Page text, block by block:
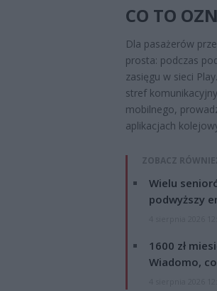
CO TO
Dla pasażerów
prosta: podczas
zasięgu w sieci
stref
mobilnego,
aplikacjach
ZOBACZ
Wielu
podwyższy
1600 zł
Wiadomo,